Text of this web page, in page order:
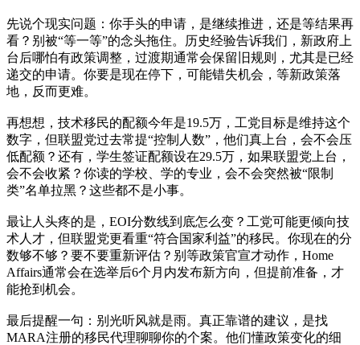
先说个现实问题：你手头的申请，是继续推进，还是等结果再
看？别被“等一等”的念头拖住。历史经验告诉我们，新政府上
台后哪怕有政策调整，过渡期通常会保留旧规则，尤其是已经
递交的申请。你要是现在停下，可能错失机会，等新政策落
地，反而更难。
再想想，技术移民的配额今年是19.5万，工党目标是维持这个
数字，但联盟党过去常提“控制人数”，他们真上台，会不会压
低配额？还有，学生签证配额设在29.5万，如果联盟党上台，
会不会收紧？你读的学校、学的专业，会不会突然被“限制
类”名单拉黑？这些都不是小事。
最让人头疼的是，EOI分数线到底怎么变？工党可能更倾向技
术人才，但联盟党更看重“符合国家利益”的移民。你现在的分
数够不够？要不要重新评估？别等政策官宣才动作，Home
Affairs通常会在选举后6个月内发布新方向，但提前准备，才
能抢到机会。
最后提醒一句：别光听风就是雨。真正靠谱的建议，是找
MARA注册的移民代理聊聊你的个案。他们懂政策变化的细